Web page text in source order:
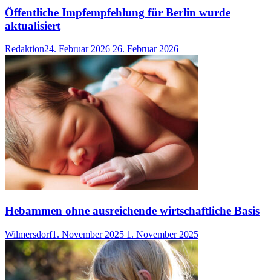
Öffentliche Impfempfehlung für Berlin wurde
aktualisiert
Redaktion24. Februar 2026 26. Februar 2026
Hebammen ohne ausreichende wirtschaftliche Basis
Wilmersdorf1. November 2025 1. November 2025